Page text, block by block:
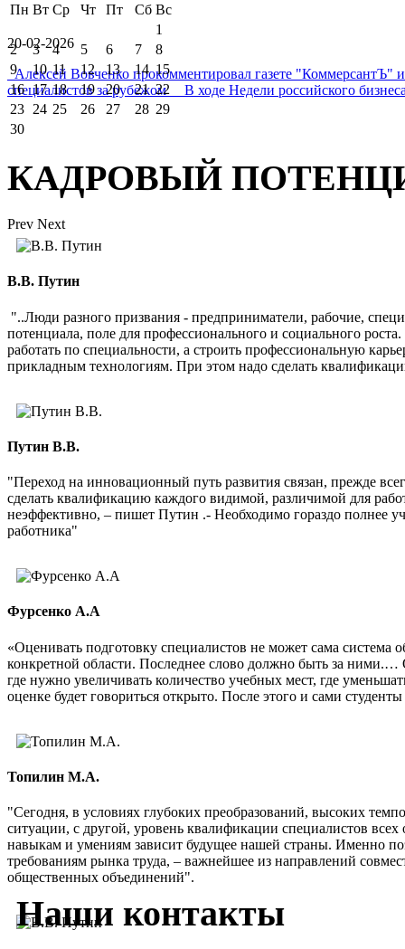
20-02-2026
Алексей Вовченко прокомментировал газете
специалистов за рубежом В ходе Недели российского
Пн Вт Ср Чт Пт Сб Вс
1
2
3 4 5 6 7
8
9
10 11 12 13 14 15
16 17 18 19 20 21 22
23 24 25 26 27 28 29
30
КАДРОВЫЙ
Prev Next
В.В. Путин
"..Люди разного призвания - предприниматели, рабочие,
потенциала, поле для профессионального и социального
работать по специальности, а строить профессиональную
прикладным технологиям. При этом надо сделать
Путин В.В.
"Переход на инновационный путь развития связан, прежде
сделать квалификацию каждого видимой, различимой для
неэффективно, – пишет Путин .- Необходимо гораздо полнее
работника"
Фурсенко А.А
«Оценивать подготовку специалистов не может сама
конкретной области. Последнее слово должно быть за ними.…
где нужно увеличивать количество учебных мест, где
оценке будет говориться открыто. После этого и сами
Топилин М.А.
"Сегодня, в условиях глубоких преобразований, высоких
ситуации, с другой, уровень квалификации специалистов
навыкам и умениям зависит будущее нашей страны. Именно
требованиям рынка труда, – важнейшее из направлений
общественных объединений".
Наши контакты